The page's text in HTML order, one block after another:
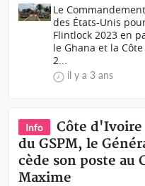
Le
des États-Unis
Flintlock 2023 en
le Ghana et la
2...
il y a 3 ans
Info
Côte
du GSPM, le
cède son poste au
Maxime